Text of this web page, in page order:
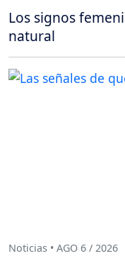
Los signos
natural
Noticias • AGO 6 / 2026